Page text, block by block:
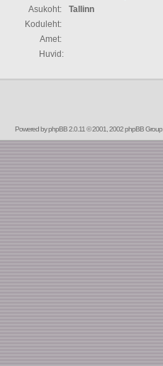
Asukoht:
Tallinn
Koduleht:
Amet:
Huvid:
Powered byphpBB2.0.11 © 2001, 2002 phpBB Group